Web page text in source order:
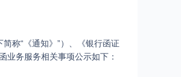
称“《通知》”）、《银行函证
业务服务相关事项公示如下：